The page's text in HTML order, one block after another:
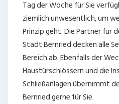
Tag der Woche für Sie
ziemlich unwesentlich, um
Prinzip geht. Die Partner für
Stadt Bernried decken alle
Bereich ab. Ebenfalls der
Haustürschlössern und die
Schließanlagen übernimmt
Bernried gerne für Sie.